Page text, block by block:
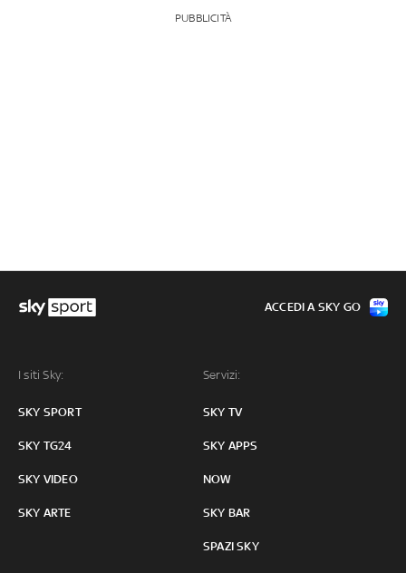
PUBBLICITÀ
I siti Sky:
SKY SPORT
SKY TG24
SKY VIDEO
SKY ARTE
Servizi:
SKY TV
SKY APPS
NOW
SKY BAR
SPAZI SKY
ACCEDI A SKY GO